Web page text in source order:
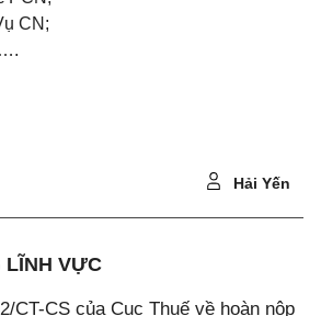
CN;
….
Hải Yến
LĨNH VỰC
CT-CS của Cục Thuế về hoàn nộp